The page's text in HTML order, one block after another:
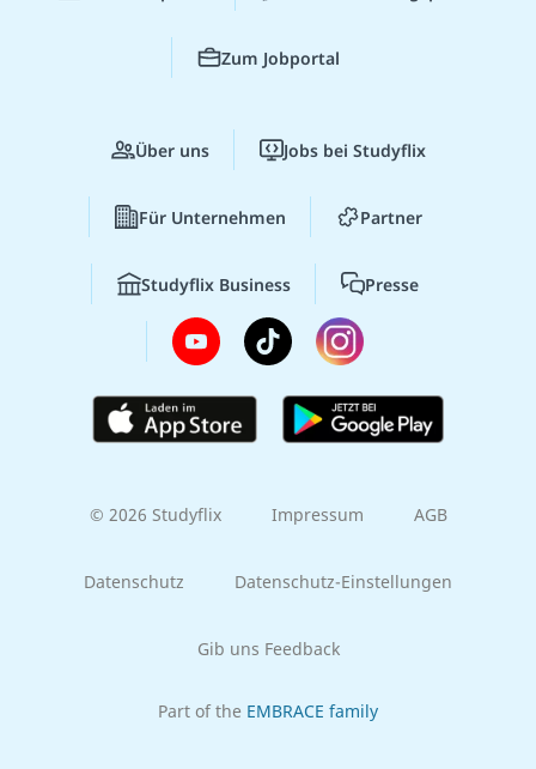
Zum Jobportal
Über uns Jobs bei Studyflix
Für Unternehmen Partner
Studyflix Business Presse
© 2026 Studyflix Impressum AGB
Datenschutz Datenschutz-Einstellungen
Gib uns Feedback
Part of the EMBRACE family